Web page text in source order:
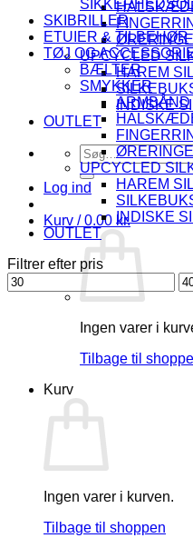
ØRERINGE
UPCYCLED
HAREM
INDISKE
OUTLET
Søg
efter:
Log ind
Kurv /0.00 kr.
Ingen varer i
Tilbage til
Kurv
Ingen varer i kurven.
Tilbage til shoppen
SKIBRILLER
ETUIER & TILBEHØR
TØJ OG
BÆLTER
SMYKKER
ARMBÅND
ØRERINGE
UPCYCLED
HAREM
INDISKE
OUTLET
Filtrer efter pris
Mindste
pris